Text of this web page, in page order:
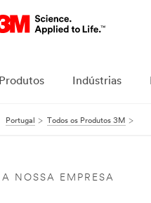
Produtos Indústrias
Portugal Todos os Produtos 3M
A NOSSA EMPRESA